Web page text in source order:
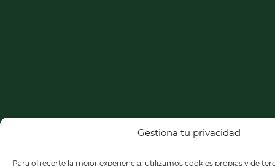
Gestiona tu privacidad
Para ofrecerte la mejor experiencia, utilizamos cookies propias y de